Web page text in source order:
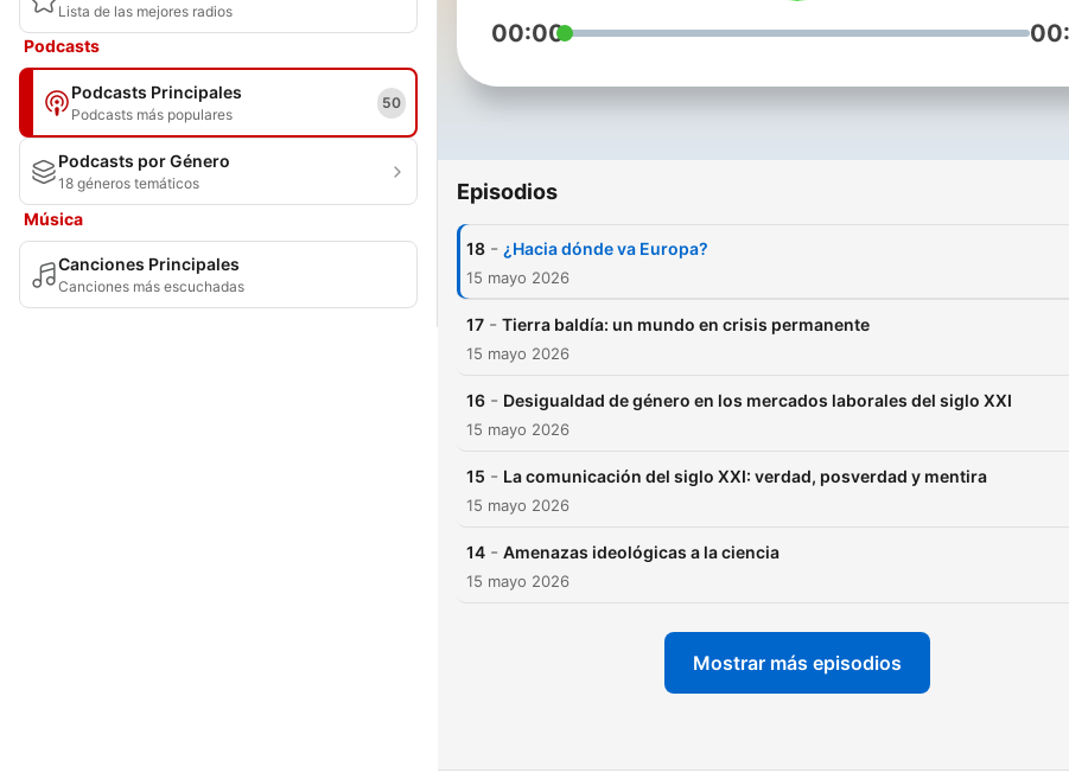
Lista de las mejores radios
Podcasts
Podcasts Principales
Podcasts más populares
50
Podcasts por Género
18 géneros temáticos
Música
Canciones Principales
Canciones más escuchadas
00:00
Episodios
18 - ¿Hacia dónde va Europa?
15 mayo 2026
17 - Tierra baldía: un mundo en crisis permanente
15 mayo 2026
16 - Desigualdad de género en los mercados laborales del siglo XXI
15 mayo 2026
15 - La comunicación del siglo XXI: verdad, posverdad y mentira
15 mayo 2026
14 - Amenazas ideológicas a la ciencia
15 mayo 2026
Mostrar más episodios